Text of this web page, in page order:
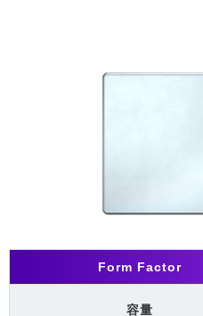
Form Factor
容量